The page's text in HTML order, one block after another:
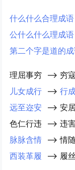
什么什么合理成语
公什么什么理成语
第二个字是道的
理屈事穷 --> 穷
儿女成行 --> 行
远至迩安 --> 安
色仁行违
--> 违
脉脉含情 --> 情
西装革履
--> 履